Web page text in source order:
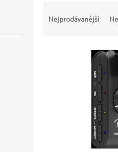
Nejprodávanější